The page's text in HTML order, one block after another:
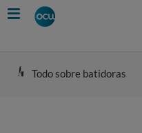
Skip
to
Todo sobre batidoras